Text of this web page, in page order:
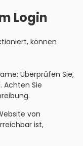
Login
können
Überprüfen Sie,
Achten Sie
von
ist,